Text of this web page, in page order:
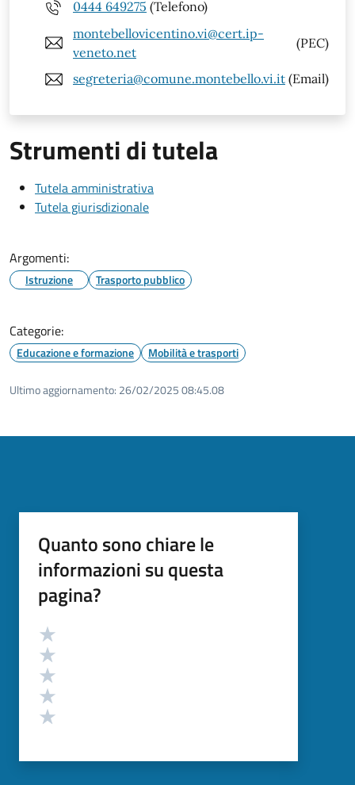
0444 649275 (Telefono)
montebellovicentino.vi@cert.ip-
veneto.net
(PEC)
segreteria@comune.montebello.vi.it (Email)
Strumenti di tutela
Tutela amministrativa
Tutela giurisdizionale
Argomenti:
Istruzione Trasporto pubblico
Categorie:
Educazione e formazione Mobilità e trasporti
Ultimo aggiornamento: 26/02/2025 08:45.08
Quanto sono chiare le
informazioni su questa
pagina?
Valutazione